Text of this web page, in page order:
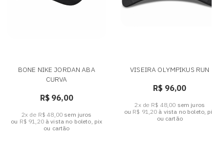
BONE NIKE JORDAN ABA
CURVA
R$ 96,00
2x de R$ 48,00 sem juros
ou R$ 91,20à vista no boleto, pix
ou cartão
VISEIRA OLYMPIKUS RUN
R$ 96,00
2x de R$ 48,00 sem juros
ou R$ 91,20 à vista no boleto, pix
ou cartão